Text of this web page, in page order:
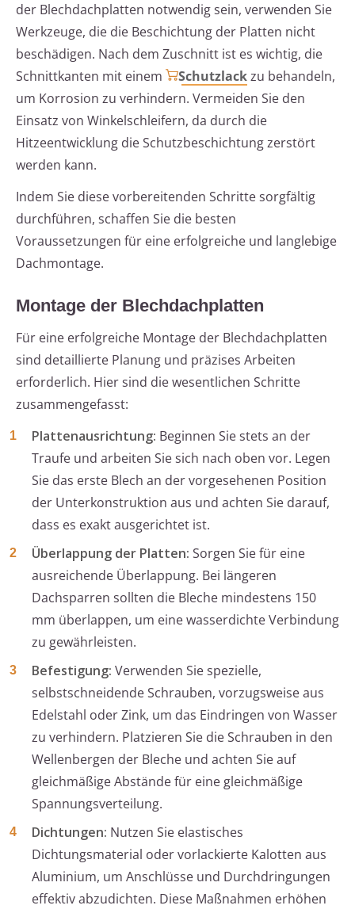
der Blechdachplatten notwendig sein, verwenden Sie
Werkzeuge, die die Beschichtung der Platten nicht
beschädigen. Nach dem Zuschnitt ist es wichtig, die
Schnittkanten mit einem
Schutzlackzu behandeln,
um Korrosion zu verhindern. Vermeiden Sie den
Einsatz von Winkelschleifern, da durch die
Hitzeentwicklung die Schutzbeschichtung zerstört
werden kann.
Indem Sie diese vorbereitenden Schritte sorgfältig
durchführen, schaffen Sie die besten
Voraussetzungen für eine erfolgreiche und langlebige
Dachmontage.
Montage der Blechdachplatten
Für eine erfolgreiche Montage der Blechdachplatten
sind detaillierte Planung und präzises Arbeiten
erforderlich. Hier sind die wesentlichen Schritte
zusammengefasst:
Plattenausrichtung: Beginnen Sie stets an der
Traufe und arbeiten Sie sich nach oben vor. Legen
Sie das erste Blech an der vorgesehenen Position
der Unterkonstruktion aus und achten Sie darauf,
dass es exakt ausgerichtet ist.
Überlappung der Platten: Sorgen Sie für eine
ausreichende Überlappung. Bei längeren
Dachsparren sollten die Bleche mindestens 150
mm überlappen, um eine wasserdichte Verbindung
zu gewährleisten.
Befestigung: Verwenden Sie spezielle,
selbstschneidende Schrauben, vorzugsweise aus
Edelstahl oder Zink, um das Eindringen von Wasser
zu verhindern. Platzieren Sie die Schrauben in den
Wellenbergen der Bleche und achten Sie auf
gleichmäßige Abstände für eine gleichmäßige
Spannungsverteilung.
Dichtungen: Nutzen Sie elastisches
Dichtungsmaterial oder vorlackierte Kalotten aus
Aluminium, um Anschlüsse und Durchdringungen
effektiv abzudichten. Diese Maßnahmen erhöhen